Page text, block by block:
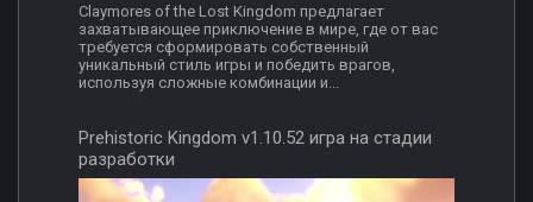
Claymores of the Lost Kingdom предлагает
захватывающее приключение в мире, где от вас
требуется сформировать собственный
уникальный стиль игры и победить врагов,
используя сложные комбинации и...
Prehistoric Kingdom v1.10.52 игра на стадии
разработки